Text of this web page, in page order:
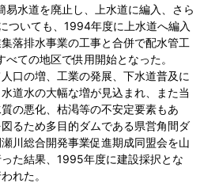
水道を廃止し、上水道に編入、さら
ついても、1994年度に上水道へ編入
落排水事業の工事と合併で配水管工
ての地区で供用開始となった。
口の増、工業の発展、下水道普及に
道水の大幅な増が見込まれ、また当
の悪化、枯渇等の不安定要素もあ
るため多目的ダムである県営角間ダ
川総合開発事業促進期成同盟会を山
た結果、1995年度に建設採択とな
れた。